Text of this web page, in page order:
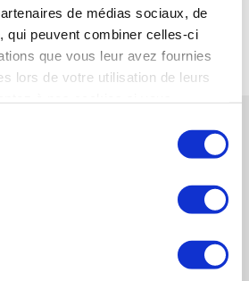
de médias sociaux, de
qui peuvent combiner celles-ci
que vous leur avez fournies
lors de votre utilisation de leurs
RETOUR
Auvergne Rhône-Alpes
de la société EXEL par son